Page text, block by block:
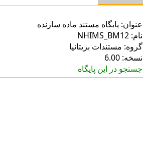
عنوان: پایگاه مستند ماده سازنده
نام: NHIMS_BM12
گروه: مستندات بريتانيا
نسخه: 6.00
جستجو در این پایگاه